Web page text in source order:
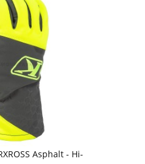
Asphalt - Hi-